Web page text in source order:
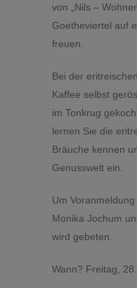
von „Nils –
Goetheviertel auf
freuen.
Bei der
Kaffee selbst
im Tonkrug
lernen Sie die
Bräuche kennen
Genusswelt ein.
Um
Monika Jochum
wird gebeten.
Wann? Freitag,